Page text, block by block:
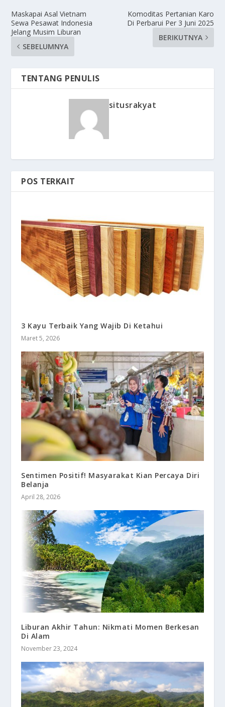
Maskapai Asal Vietnam
Sewa Pesawat Indonesia
Jelang Musim Liburan
SEBELUMNYA
Komoditas Pertanian Karo
Di Perbarui Per 3 Juni 2025
BERIKUTNYA
TENTANG PENULIS
situsrakyat
POS TERKAIT
3 Kayu Terbaik Yang Wajib Di Ketahui
Maret 5, 2026
Sentimen Positif! Masyarakat Kian Percaya Diri
Belanja
April 28, 2026
Liburan Akhir Tahun: Nikmati Momen Berkesan
Di Alam
November 23, 2024